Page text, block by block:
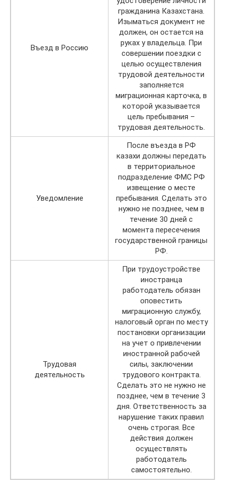
Въезд в Россию
гражданина Казахстана.
Изыматься документ не
должен, он остается на
руках у владельца. При
совершении поездки с
целью осуществления
трудовой деятельности
заполняется
миграционная карточка, в
которой указывается
цель пребывания –
трудовая деятельность.
Уведомление
После въезда в РФ
казахи должны передать
в территориальное
подразделение ФМС РФ
извещение о месте
пребывания. Сделать это
нужно не позднее, чем в
течение 30 дней с
момента пересечения
государственной границы
РФ.
Трудовая
деятельность
При трудоустройстве
иностранца
работодатель обязан
оповестить
миграционную службу,
налоговый орган по месту
постановки организации
на учет о привлечении
иностранной рабочей
силы, заключении
трудового контракта.
Сделать это не нужно не
позднее, чем в течение 3
дня. Ответственность за
нарушение таких правил
очень строгая. Все
действия должен
осуществлять
работодатель
самостоятельно.